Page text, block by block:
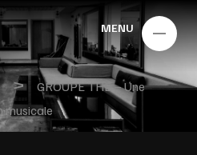
MENU
>
GROUPE THE – Une
musicale